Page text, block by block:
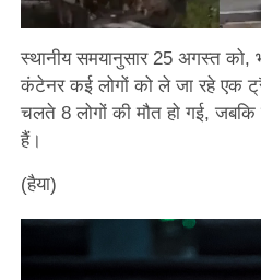
स्थानीय समयानुसार 25 अगस्त को,
कंटेनर कई लोगों को ले जा रहे एक
चलते 8 लोगों की मौत हो गई,
हैं।
(हैया)